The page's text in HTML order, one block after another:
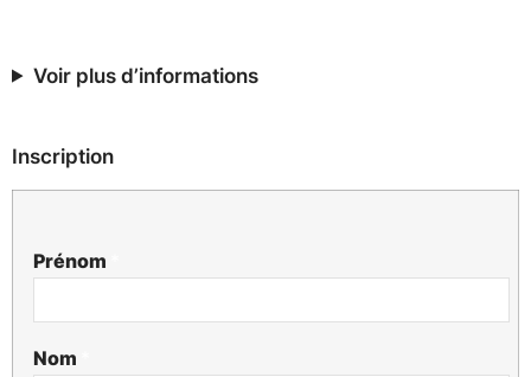
Voir plus d’informations
Inscription
Prénom
Nom